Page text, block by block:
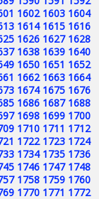
1602 1603 1604
1614 1615 1616
1626 1627 1628
1638 1639 1640
1650 1651 1652
1662 1663 1664
1674 1675 1676
1686 1687 1688
1698 1699 1700
1710 1711 1712
1722 1723 1724
1734 1735 1736
1746 1747 1748
1758 1759 1760
1770 1771 1772